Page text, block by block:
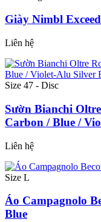
Giày Nimbl
Liên hệ
Size 47 - Disc
Sườn Bianchi
Carbon / Blue /
Liên hệ
Size L
Áo Campagnolo
Blue